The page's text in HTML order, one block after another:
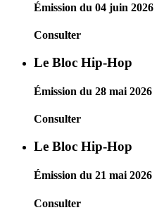
Émission du 04 juin 2026
Consulter
Le Bloc Hip-Hop
Émission du 28 mai 2026
Consulter
Le Bloc Hip-Hop
Émission du 21 mai 2026
Consulter